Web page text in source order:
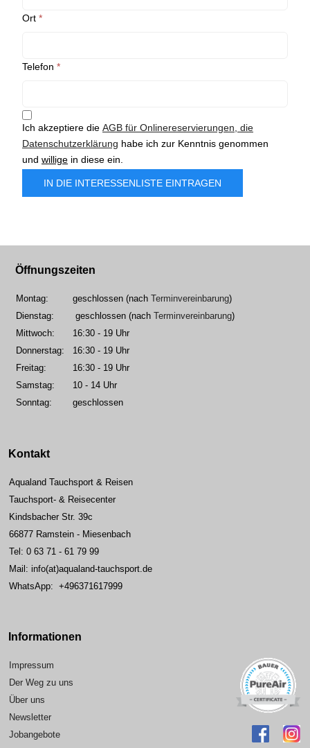
Ort *
Telefon *
Ich akzeptiere die AGB für Onlinereservierungen, die
Datenschutzerklärung habe ich zur Kenntnis genommen
und willige in diese ein.
IN DIE INTERESSENLISTE EINTRAGEN
Öffnungszeiten
Montag: geschlossen (nach Terminvereinbarung)
Dienstag:
geschlossen (nach Terminvereinbarung)
Mittwoch:
16:30 - 19 Uhr
Donnerstag:
16:30 - 19 Uhr
Freitag:
16:30 - 19 Uhr
Samstag:
10 - 14 Uhr
Sonntag:
geschlossen
Kontakt
Aqualand Tauchsport & Reisen
Tauchsport- & Reisecenter
Kindsbacher Str. 39c
66877 Ramstein - Miesenbach
Tel: 0 63 71 - 61 79 99
Mail: info(at)aqualand-tauchsport.de
WhatsApp: +496371617999
Informationen
Impressum
Der Weg zu uns
Über uns
Newsletter
Jobangebote